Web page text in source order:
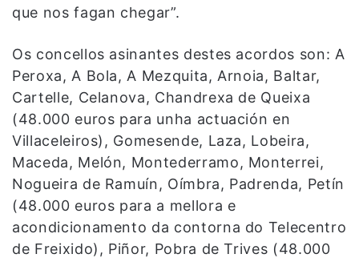
que nos fagan chegar”.
Os concellos asinantes destes acordos son: A
Peroxa, A Bola, A Mezquita, Arnoia, Baltar,
Cartelle, Celanova, Chandrexa de Queixa
(48.000 euros para unha actuación en
Villaceleiros), Gomesende, Laza, Lobeira,
Maceda, Melón, Montederramo, Monterrei,
Nogueira de Ramuín, Oímbra, Padrenda, Petín
(48.000 euros para a mellora e
acondicionamento da contorna do Telecentro
de Freixido), Piñor, Pobra de Trives (48.000